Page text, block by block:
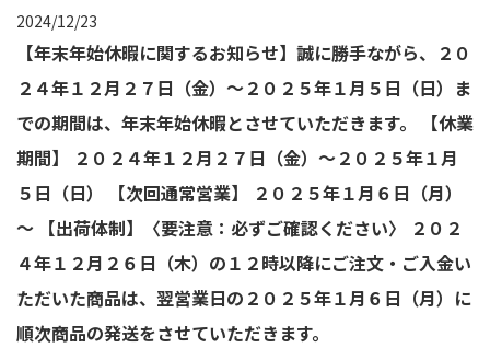
2024/12/23
【年末年始休暇に関するお知らせ】誠に勝手ながら、２０
２４年１２月２７日（金）～２０２５年１月５日（日）ま
での期間は、年末年始休暇とさせていただきます。 【休業
期間】 ２０２４年１２月２７日（金）～２０２５年１月
５日（日） 【次回通常営業】 ２０２５年１月６日（月）
～ 【出荷体制】〈要注意：必ずご確認ください〉 ２０２
４年１２月２６日（木）の１２時以降にご注文・ご入金い
ただいた商品は、翌営業日の２０２５年１月６日（月）に
順次商品の発送をさせていただきます。